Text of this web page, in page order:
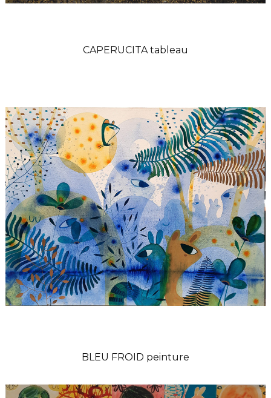
CAPERUCITA tableau
BLEU FROID peinture